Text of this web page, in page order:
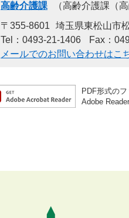
高齢介護課
高齢介護課（高
〒355-8601
埼玉県東松山市
Tel：0493-21-1406
Fax：
メールでのお問い合わせはこ
PDF形式の
Adobe